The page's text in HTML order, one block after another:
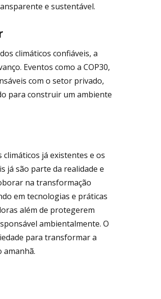
e sustentável.
climáticos confiáveis, a
Eventos como a COP30,
com o setor privado,
para construir um ambiente
já existentes e os
já são parte da realidade e
na transformação
em tecnologias e práticas
além de protegerem
ambientalmente. O
para transformar a